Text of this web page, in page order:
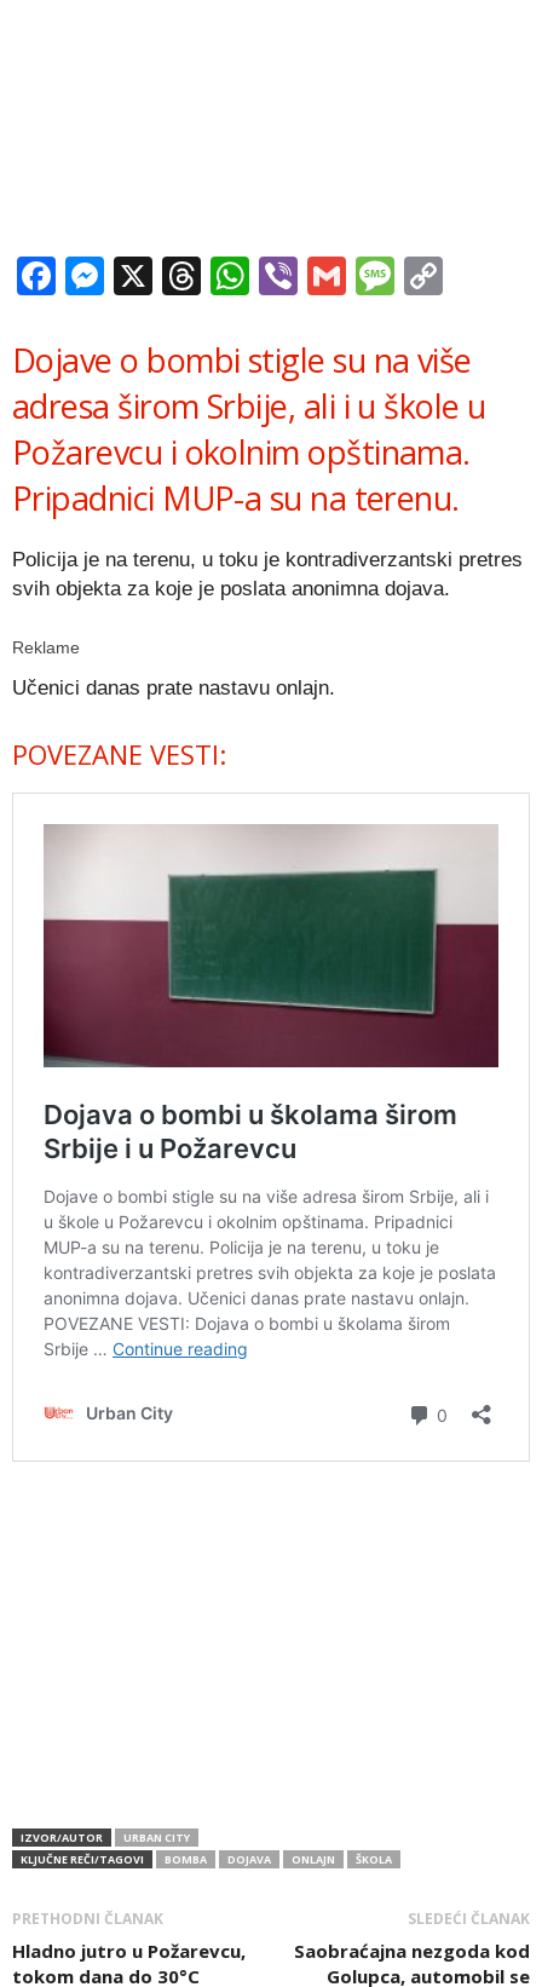
Facebook
Messenger
X Threads
WhatsApp
ViberGmail
Dojave o bombi stigle su na više
adresa širom Srbije, ali i u škole u
Požarevcu i okolnim opštinama.
Pripadnici MUP-a su na terenu.
Policija je na terenu, u toku je kontradiverzantski pretres
svih objekta za koje je poslata anonimna dojava.
Reklame
Učenici danas prate nastavu onlajn.
POVEZANE VESTI:
IZVOR/AUTOR
URBAN CITY
KLJUČNE REČI/TAGOVI
BOMBA DOJAVA ONLAJN ŠKOLA
PRETHODNI ČLANAK
Hladno jutro u Požarevcu,
tokom dana do 30°C
SLEDEĆI ČLANAK
Saobraćajna nezgoda kod
Golupca, automobil se